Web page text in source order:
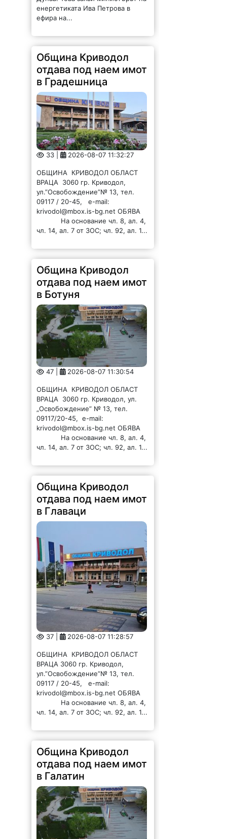
енергетиката Ива Петрова в
ефира на...
Община Криводол
отдава под наем имот
в Градешница
33 | 2026-08-07 11:32:27
ОБЩИНА КРИВОДОЛ ОБЛАСТ
ВРАЦА 3060 гр. Криводол,
ул.”Освобождение”№ 13, тел.
09117 / 20-45, e-mail:
krivodol@mbox.is-bg.net ОБЯВА
На основание чл. 8, ал. 4,
чл. 14, ал. 7 от ЗОС; чл. 92, ал. 1...
Община Криводол
отдава под наем имот
в Ботуня
47 | 2026-08-07 11:30:54
ОБЩИНА КРИВОДОЛ ОБЛАСТ
ВРАЦА 3060 гр. Криводол, ул.
„Освобождение” № 13, тел.
09117/20-45, e-mail:
krivodol@mbox.is-bg.net ОБЯВА
На основание чл. 8, ал. 4,
чл. 14, ал. 7 от ЗОС; чл. 92, ал. 1...
Община Криводол
отдава под наем имот
в Главаци
37 | 2026-08-07 11:28:57
ОБЩИНА КРИВОДОЛ ОБЛАСТ
ВРАЦА 3060 гр. Криводол,
ул.”Освобождение”№ 13, тел.
09117 / 20-45, e-mail:
krivodol@mbox.is-bg.net ОБЯВА
На основание чл. 8, ал. 4,
чл. 14, ал. 7 от ЗОС; чл. 92, ал. 1...
Община Криводол
отдава под наем имот
в Галатин